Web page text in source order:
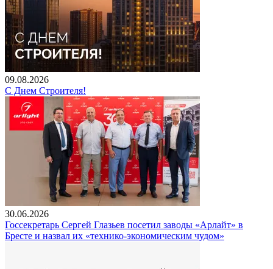
09.08.2026
С Днем Строителя!
30.06.2026
Госсекретарь Сергей Глазьев посетил заводы «Арлайт» в
Бресте и назвал их «технико-экономическим чудом»